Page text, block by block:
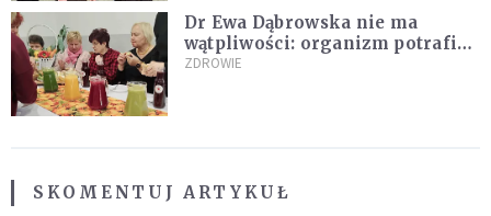
Dr Ewa Dąbrowska nie ma
wątpliwości: organizm potrafi
leczyć się sam
ZDROWIE
SKOMENTUJ ARTYKUŁ